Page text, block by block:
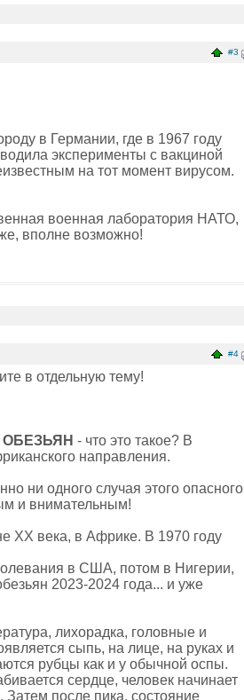
#3
в Германии, где в 1967 году
эксперименты с вакциной
на тот момент вирусом.
военная лаборатория НАТО,
вполне возможно!
#4
в отдельную тему!
- что это такое? В
направления.
ни одного случая этого опасного
и внимательным!
ХХ века, в Африке. В 1970 году
в США, потом в Нигерии,
2023-2024 года... и уже
лихорадка, головные и
сыпь, на лице, на руках и
рубцы как и у обычной оспы.
сердце, человек начинает
после пика, состояние